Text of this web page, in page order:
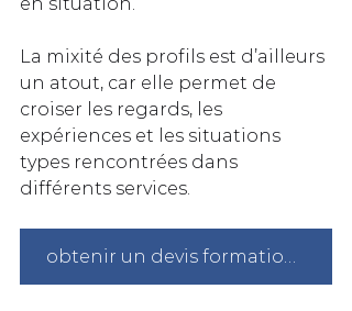
La mixité des profils est d’ailleurs
un atout, car elle permet de
croiser les regards, les
expériences et les situations
types rencontrées dans
différents services.
obtenir un devis formation sst à Paris